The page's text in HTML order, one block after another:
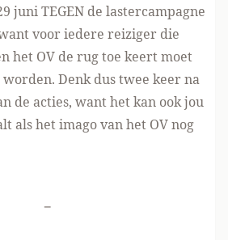
juni TEGEN de lastercampagne
voor iedere reiziger die
het OV de rug toe keert moet
Denk dus twee keer na
de acties, want het kan ook jou
als het imago van het OV nog
-